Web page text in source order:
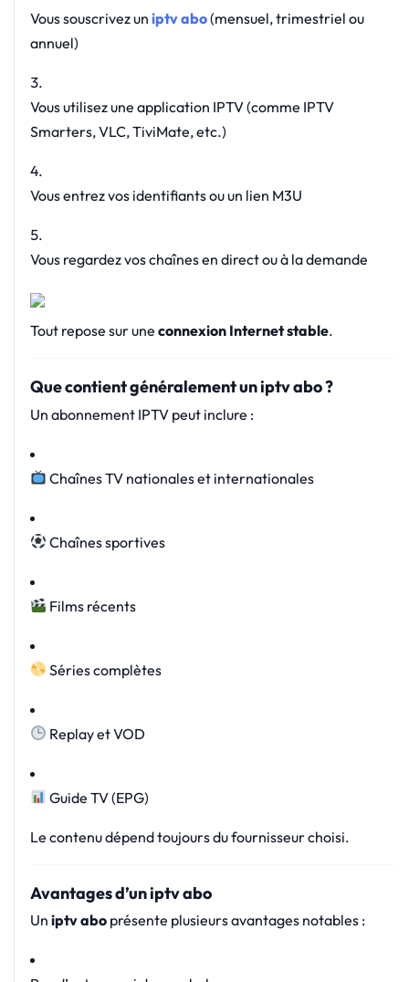
Vous souscrivez un iptv abo(mensuel, trimestriel ou
annuel)
Vous utilisez une application IPTV (comme IPTV
Smarters, VLC, TiviMate, etc.)
Vous entrez vos identifiants ou un lien M3U
Vous regardez vos chaînes en direct ou à la demande
Tout repose sur une connexion Internet stable.
Que contient généralement un iptv abo ?
Un abonnement IPTV peut inclure :
Chaînes TV nationales et internationales
Chaînes sportives
Films récents
Séries complètes
Replay et VOD
Guide TV (EPG)
Le contenu dépend toujours du fournisseur choisi.
Avantages d’un iptv abo
Un iptv aboprésente plusieurs avantages notables :